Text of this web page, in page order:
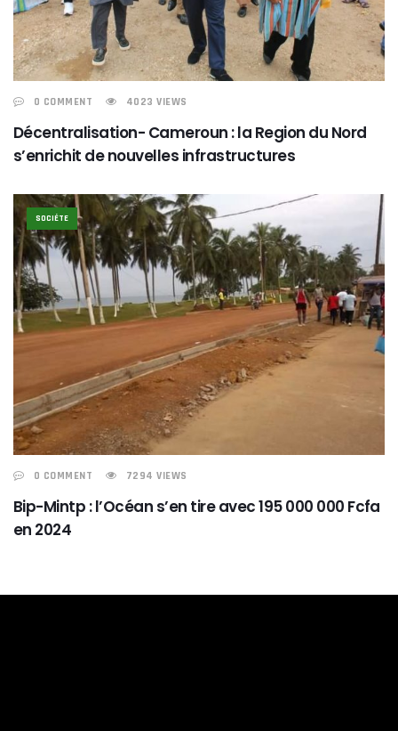
0 COMMENT 4023 VIEWS
Décentralisation- Cameroun : la Region du Nord
s’enrichit de nouvelles infrastructures
SOCIÉTE
0 COMMENT 7294 VIEWS
Bip-Mintp : l’Océan s’en tire avec 195 000 000 Fcfa
en 2024